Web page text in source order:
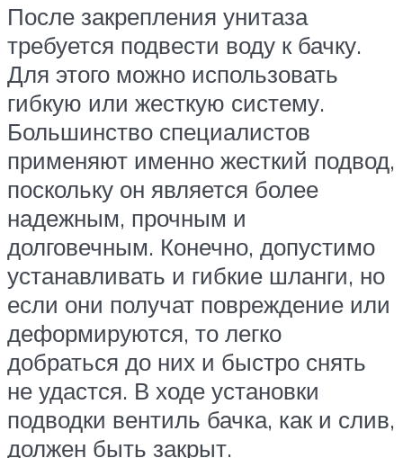
После закрепления унитаза
требуется подвести воду к бачку.
Для этого можно использовать
гибкую или жесткую систему.
Большинство специалистов
применяют именно жесткий подвод,
поскольку он является более
надежным, прочным и
долговечным. Конечно, допустимо
устанавливать и гибкие шланги, но
если они получат повреждение или
деформируются, то легко
добраться до них и быстро снять
не удастся. В ходе установки
подводки вентиль бачка, как и слив,
должен быть закрыт.